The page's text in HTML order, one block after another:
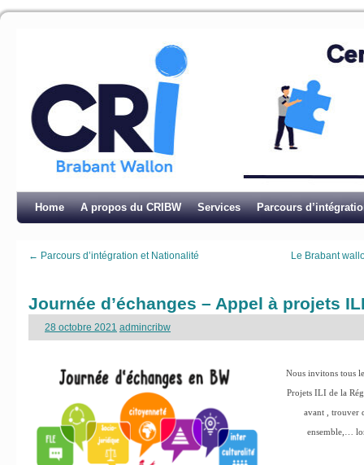
Home A propos du CRIBW Services Parcours
← Parcours d’intégration et Nationalité Le Brabant
Journée d’échanges – Appel à projets
28 octobre 2021 admincribw
Nous invitons tous
Projets ILI de la
avant , trouver
ensemble,…